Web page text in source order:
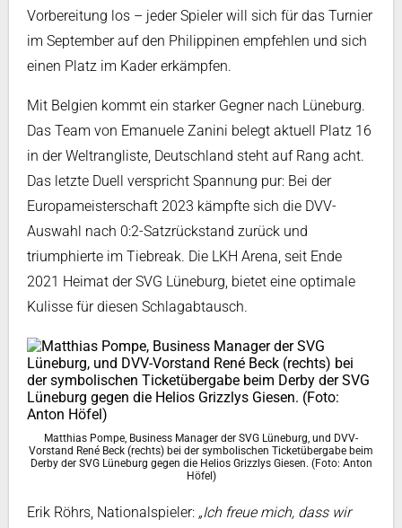
Vorbereitung los – jeder Spieler will sich für das Turnier
im September auf den Philippinen empfehlen und sich
einen Platz im Kader erkämpfen.
Mit Belgien kommt ein starker Gegner nach Lüneburg.
Das Team von Emanuele Zanini belegt aktuell Platz 16
in der Weltrangliste, Deutschland steht auf Rang acht.
Das letzte Duell verspricht Spannung pur: Bei der
Europameisterschaft 2023 kämpfte sich die DVV-
Auswahl nach 0:2-Satzrückstand zurück und
triumphierte im Tiebreak. Die LKH Arena, seit Ende
2021 Heimat der SVG Lüneburg, bietet eine optimale
Kulisse für diesen Schlagabtausch.
Matthias Pompe, Business Manager der SVG Lüneburg, und DVV-
Vorstand René Beck (rechts) bei der symbolischen Ticketübergabe beim
Derby der SVG Lüneburg gegen die Helios Grizzlys Giesen. (Foto: Anton
Höfel)
Erik Röhrs, Nationalspieler: „Ich freue mich, dass wir